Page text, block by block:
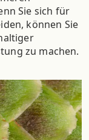
Sie sich für
können Sie
zu machen.